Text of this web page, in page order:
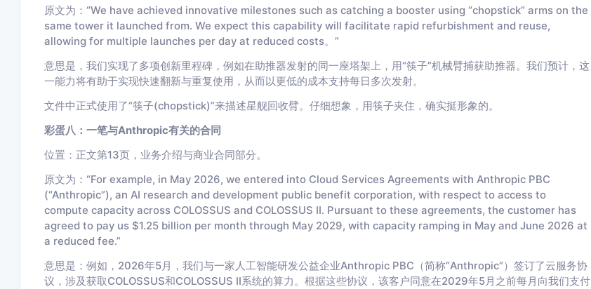
原文为：“We have achieved innovative milestones such as catching a booster using “chopstick” arms on the
same tower it launched from. We expect this capability will facilitate rapid refurbishment and reuse,
allowing for multiple launches per day at reduced costs。”
意思是，我们实现了多项创新里程碑，例如在助推器发射的同一座塔架上，用“筷子”机械臂捕获助推器。我们预计，这
一能力将有助于实现快速翻新与重复使用，从而以更低的成本支持每日多次发射。
文件中正式使用了“筷子(chopstick)”来描述星舰回收臂。仔细想象，用筷子夹住，确实挺形象的。
彩蛋八：一笔与Anthropic有关的合同
位置：正文第13页，业务介绍与商业合同部分。
原文为：“For example, in May 2026, we entered into Cloud Services Agreements with Anthropic PBC
(“Anthropic”), an AI research and development public benefit corporation, with respect to access to
compute capacity across COLOSSUS and COLOSSUS II. Pursuant to these agreements, the customer has
agreed to pay us $1.25 billion per month through May 2029, with capacity ramping in May and June 2026 at
a reduced fee.”
意思是：例如，2026年5月，我们与一家人工智能研发公益企业Anthropic PBC（简称“Anthropic”）签订了云服务协
议，涉及获取COLOSSUS和COLOSSUS II系统的算力。根据这些协议，该客户同意在2029年5月之前每月向我们支付